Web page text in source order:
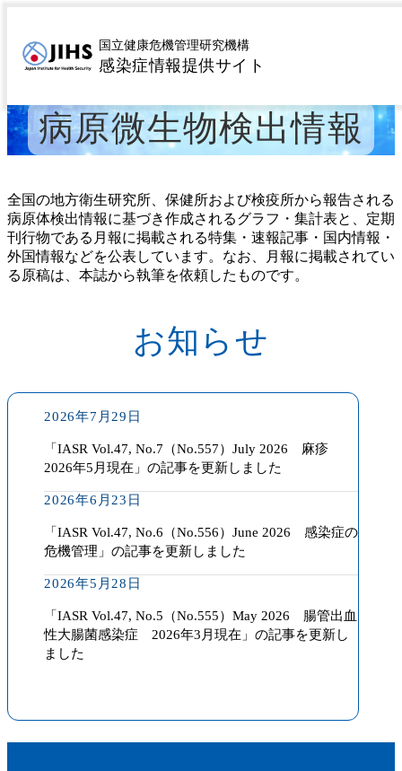
国立健康危機管理研究機構
感染症情報提供サイト
トップページ>サーベイランス>病原微生物検出情報
病原微生物検出情報
全国の地方衛生研究所、保健所および検疫所から報告される
病原体検出情報に基づき作成されるグラフ・集計表と、定期
刊行物である月報に掲載される特集・速報記事・国内情報・
外国情報などを公表しています。なお、月報に掲載されてい
る原稿は、本誌から執筆を依頼したものです。
お知らせ
2026年7月29日
「IASR Vol.47, No.7（No.557）July 2026 麻疹
2026年5月現在」の記事を更新しました
2026年6月23日
「IASR Vol.47, No.6（No.556）June 2026 感染症の
危機管理」の記事を更新しました
2026年5月28日
「IASR Vol.47, No.5（No.555）May 2026 腸管出血
性大腸菌感染症 2026年3月現在」の記事を更新し
ました